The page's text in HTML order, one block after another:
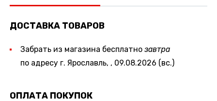
ДОСТАВКА ТОВАРОВ
Забрать из магазина бесплатно завтра
по адресу г. Ярославль, , 09.08.2026 (вс.)
ОПЛАТА ПОКУПОК